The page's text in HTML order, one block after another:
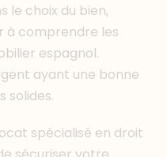
le choix du bien,
à comprendre les
espagnol.
ayant une bonne
solides.
spécialisé en droit